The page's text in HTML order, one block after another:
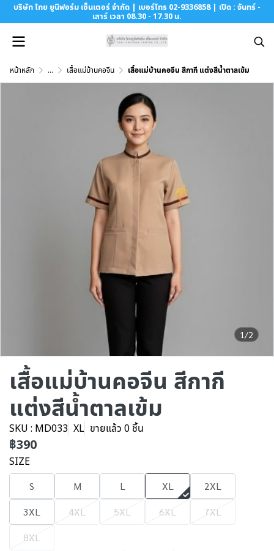
บริษัท ไทย ยูนิฟอร์ม เซ็นเตอร์ จำกัด | เบอร์โทร 02-9336858 | เปิด : จันทร์ -
เสาร์ เวลา 08.30 - 17.30 น.
หน้าหลัก ... เสื้อแม่บ้านคอจีน เสื้อแม่บ้านคอจีน สีกากี แต่งสีน้ำตาลเข้ม
1/2
เสื้อแม่บ้านคอจีน สีกากี
แต่งสีน้ำตาลเข้ม
SKU : MD033 XL ขายแล้ว 0 ชิ้น
฿390
SIZE
S M L XL
2XL
3XL
4XL 5XL 6XL
7XL
8XL